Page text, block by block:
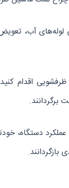
لوله‌های
اقدام
برگردانند.
دستگاه،